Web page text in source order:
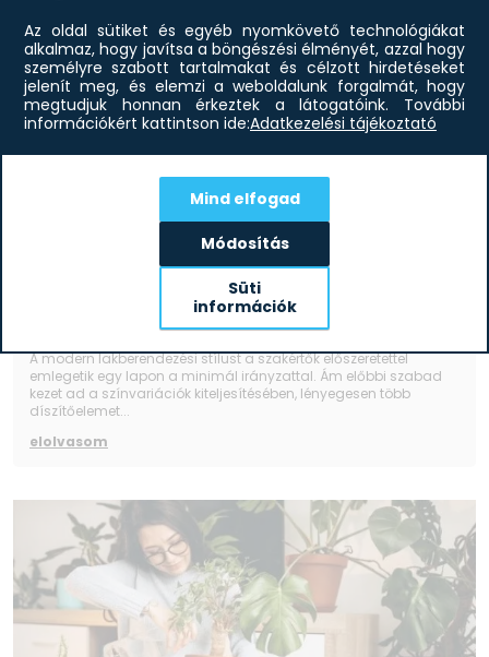
Modern lakberendezés otthonába
A modern lakberendezési stílust a szakértők előszeretettel
emlegetik egy lapon a minimál irányzattal. Ám előbbi szabad
kezet ad a színvariációk kiteljesítésében, lényegesen több
díszítőelemet...
elolvasom
Az oldal sütiket és egyéb nyomkövető technológiákat
alkalmaz, hogy javítsa a böngészési élményét, azzal hogy
személyre szabott tartalmakat és célzott hirdetéseket
jelenít meg, és elemzi a weboldalunk forgalmát, hogy
megtudjuk honnan érkeztek a látogatóink.
További
információkért kattintson ide:Adatkezelési tájékoztató
Mind elfogad
Módosítás
Süti
információk